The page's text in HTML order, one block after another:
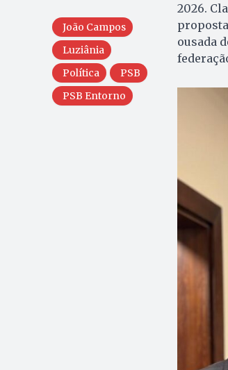
João Campos
Luziânia
Política
PSB
PSB Entorno
2026.
ousada